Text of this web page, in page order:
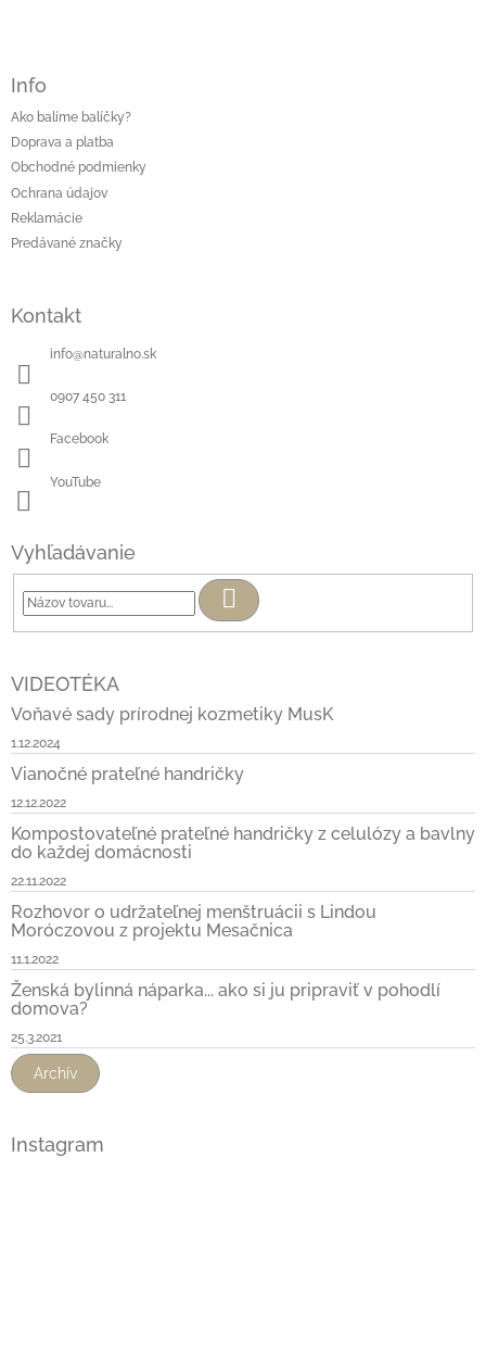
Info
Ako balíme balíčky?
Doprava a platba
Obchodné podmienky
Ochrana údajov
Reklamácie
Predávané značky
Kontakt
info@naturalno.sk
0907 450 311
Facebook
YouTube
Vyhľadávanie
Hľadať
VIDEOTÉKA
Voňavé sady prírodnej kozmetiky MusK
1.12.2024
Vianočné prateľné handričky
12.12.2022
Kompostovateľné prateľné handričky z celulózy a bavlny
do každej domácnosti
22.11.2022
Rozhovor o udržateľnej menštruácii s Lindou
Moróczovou z projektu Mesačnica
11.1.2022
Ženská bylinná náparka... ako si ju pripraviť v pohodlí
domova?
25.3.2021
Archív
Instagram